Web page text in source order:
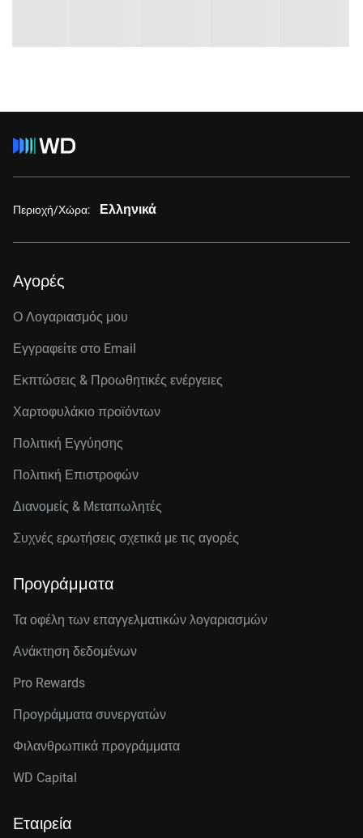
Περιοχή/Χώρα: Ελληνικά
Αγορές
Ο Λογαριασμός μου
Εγγραφείτε στo Email
Εκπτώσεις & Προωθητικές ενέργειες
Χαρτοφυλάκιο προϊόντων
Πολιτική Εγγύησης
Πολιτική Επιστροφών
Διανομείς & Μεταπωλητές
Συχνές ερωτήσεις σχετικά με τις αγορές
Προγράμματα
Τα οφέλη των επαγγελματικών λογαριασμών
Ανάκτηση δεδομένων
Pro Rewards
Προγράμματα συνεργατών
Φιλανθρωπικά προγράμματα
WD Capital
Εταιρεία